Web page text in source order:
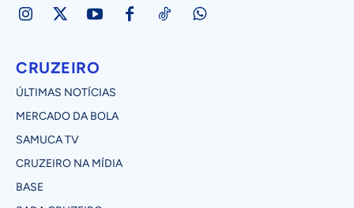
CRUZEIRO
ÚLTIMAS NOTÍCIAS
MERCADO DA BOLA
SAMUCA TV
CRUZEIRO NA MÍDIA
BASE